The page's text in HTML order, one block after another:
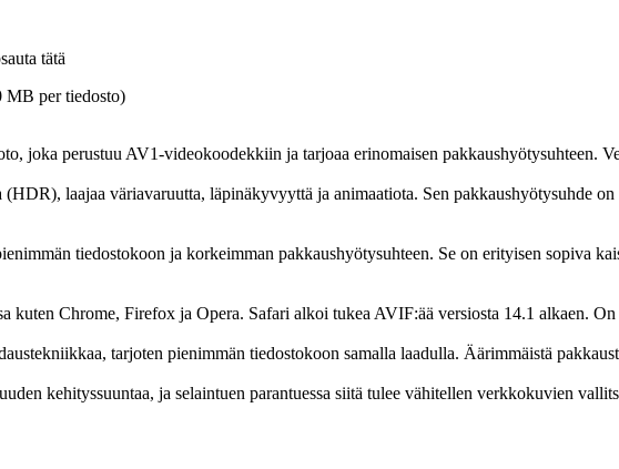
tätä
MB per tiedosto)
joka perustuu AV1-videokoodekkiin ja tarjoaa erinomaisen pakkaushyötysuhteen.
(HDR), laajaa väriavaruutta, läpinäkyvyyttä ja animaatiota. Sen pakkaushyötysuhde
tiedostokoon ja korkeimman pakkaushyötysuhteen. Se on erityisen sopiva
kuten Chrome, Firefox ja Opera. Safari alkoi tukea AVIF:ää versiosta 14.1 alkaen.
tarjoten pienimmän tiedostokoon samalla laadulla. Äärimmäistä
kehityssuuntaa, ja selaintuen parantuessa siitä tulee vähitellen verkkokuvien